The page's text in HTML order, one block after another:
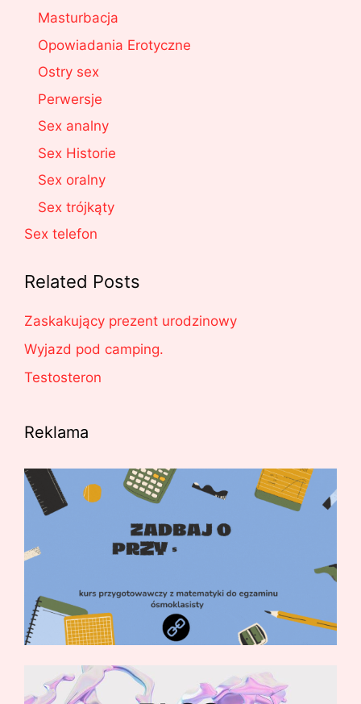
Masturbacja
Opowiadania Erotyczne
Ostry sex
Perwersje
Sex analny
Sex Historie
Sex oralny
Sex trójkąty
Sex telefon
Related Posts
Zaskakujący prezent urodzinowy
Wyjazd pod camping.
Testosteron
Reklama